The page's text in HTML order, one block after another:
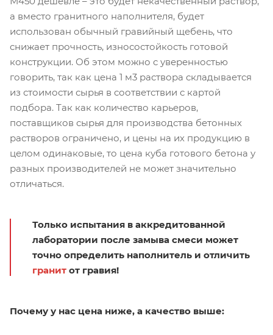
а вместо гранитного наполнителя, будет
использован обычный гравийный щебень, что
снижает прочность, износостойкость готовой
конструкции. Об этом можно с уверенностью
говорить, так как цена 1 м3 раствора складывается
из стоимости сырья в соответствии с картой
подбора. Так как количество карьеров,
поставщиков сырья для производства бетонных
растворов ограничено, и цены на их продукцию в
целом одинаковые, то цена куба готового бетона у
разных производителей не может значительно
отличаться.
Только испытания в аккредитованной
лаборатории после замыва смеси может
точно определить наполнитель и отличить
гранит от гравия!
Почему у нас цена ниже, а качество выше: